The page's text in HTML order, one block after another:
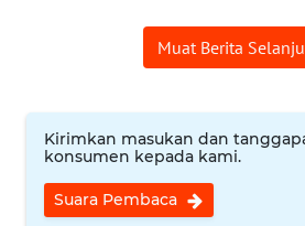
Muat Berita
Kirimkan masukan dan
konsumen kepada kami.
Suara Pembaca
WN
MAJALENGKA